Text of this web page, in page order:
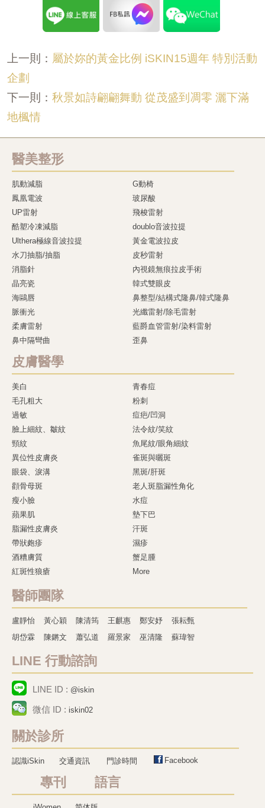
上一則： 屬於妳的黃金比例 iSKIN15週年 特別活動
企劃
下一則： 秋景如詩翩翩舞動 從茂盛到凋零 灑下滿
地楓情
醫美整形
肌動減脂
G動椅
鳳凰電波
玻尿酸
UP雷射
飛梭雷射
酷塑冷凍減脂
doublo音波拉提
Ulthera極線音波拉提
黃金電波拉皮
水刀抽脂/抽脂
皮秒雷射
消脂針
內視鏡無痕拉皮手術
晶亮瓷
韓式雙眼皮
海鷗唇
鼻整型/結構式隆鼻/韓式隆鼻
脈衝光
光纖雷射/除毛雷射
柔膚雷射
藍爵血管雷射/染料雷射
鼻中隔彎曲
歪鼻
皮膚醫學
美白
青春痘
毛孔粗大
粉刺
過敏
痘疤/凹洞
臉上細紋、皺紋
法令紋/笑紋
頸紋
魚尾紋/眼角細紋
異位性皮膚炎
雀斑與曬斑
眼袋、淚溝
黑斑/肝斑
顴骨母斑
老人斑脂漏性角化
瘦小臉
水痘
蘋果肌
墊下巴
脂漏性皮膚炎
汗斑
帶狀皰疹
濕疹
酒糟膚質
蟹足腫
紅斑性狼瘡
More
醫師團隊
盧靜怡 黃心穎 陳清筠 王麒惠 鄭安妤
張耘甄
胡岱霖
陳鏘文 蕭弘道 羅景家 巫清隆 蘇瑋智
LINE 行動諮詢
LINE ID : @iskin
微信 ID : iskin02
關於診所
認識iSkin 交通資訊 門診時間 Facebook
專刊 語言